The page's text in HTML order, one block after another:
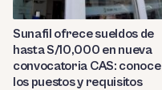
Sunafil ofrece sueldos de
hasta S/10,000 en nueva
convocatoria CAS: conoce
los puestos y requisitos